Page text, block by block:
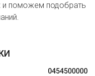
и поможем подобрать
0454500000